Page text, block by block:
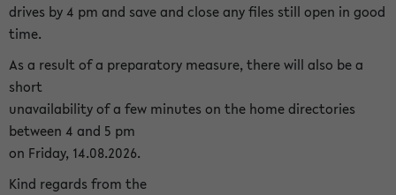
drives by 4 pm and save and close any files still open in good
time.
As a result of a preparatory measure, there will also be a
short
unavailability of a few minutes on the home directories
between 4 and 5 pm
on Friday, 14.08.2026.
Kind regards from the